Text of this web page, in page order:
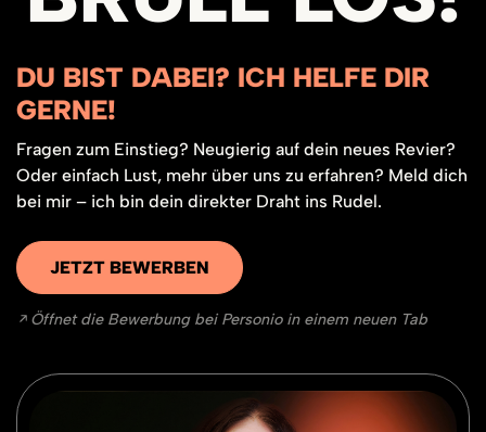
richtig Laune machen.
DU BIST DABEI? ICH HELFE DIR
GERNE!
Fragen zum Einstieg? Neugierig auf dein neues Revier?
Oder einfach Lust, mehr über uns zu erfahren? Meld dich
bei mir – ich bin dein direkter Draht ins Rudel.
JETZT BEWERBEN
Öffnet die Bewerbung bei Personio in einem neuen Tab